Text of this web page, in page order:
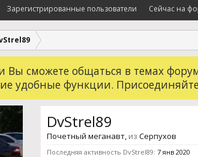
Вы сможете общаться в темах
удобные функции.
DvStrel89
Почетный меганавт, из Серпухов
Последняя активность DvStrel89: 7 янв 2020
Зарегистрированные пользователи Сейчас на